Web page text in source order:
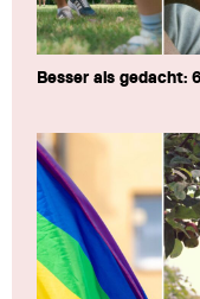
Besser als gedacht: